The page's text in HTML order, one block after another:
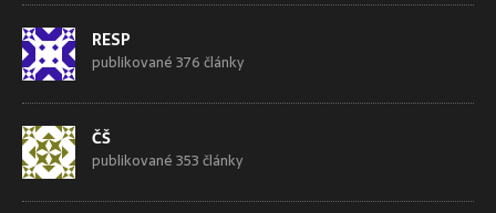
RESP
publikované 376 články
ČŠ
publikované 353 články